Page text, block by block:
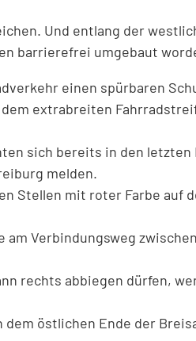
Und entlang der
barrierefrei umgebaut
einen spürbaren
extrabreiten
sich bereits in den letzten
melden.
Stellen mit roter Farbe auf
Verbindungsweg
rechts abbiegen dürfen,
östlichen Ende der